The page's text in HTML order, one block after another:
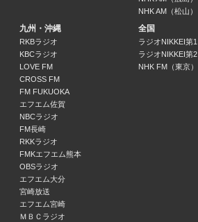
ＪＵＮＫ おぎやはぎのメガネびいき
おぎやはぎ
25:00 ～ 27:00
27:00 ～ 28:59
NHK AM（松山）
九州・沖縄
RKBラジオ
KBCラジオ
LOVE FM
CROSS FM
FM FUKUOKA
エフエム佐賀
NBCラジオ
FM長崎
RKKラジオ
FMKエフエム熊本
OBSラジオ
エフエム大分
宮崎放送
エフエム宮崎
ＭＢＣラジオ
全国
ラジオNIKKEI第1
ラジオNIKKEI第2
NHK FM（東京）